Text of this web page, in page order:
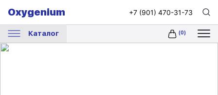
Oxygenium +7 (901) 470-31-73
Каталог